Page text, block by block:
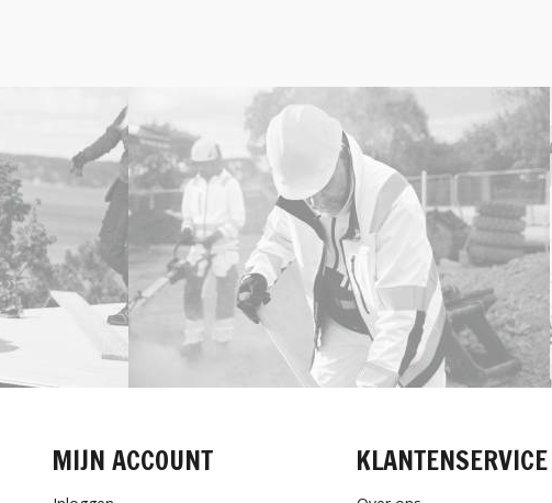
MIJN ACCOUNT KLANTENSERVICE